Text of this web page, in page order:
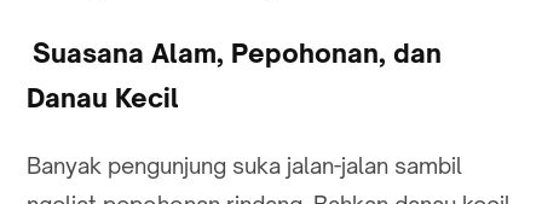
Suasana Alam, Pepohonan, dan
Danau Kecil
Banyak pengunjung suka jalan-jalan sambil